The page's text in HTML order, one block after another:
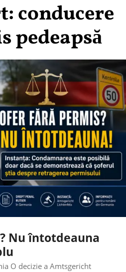
conducere
pedeapsă
Nu întotdeauna
O decizie a Amtsgericht